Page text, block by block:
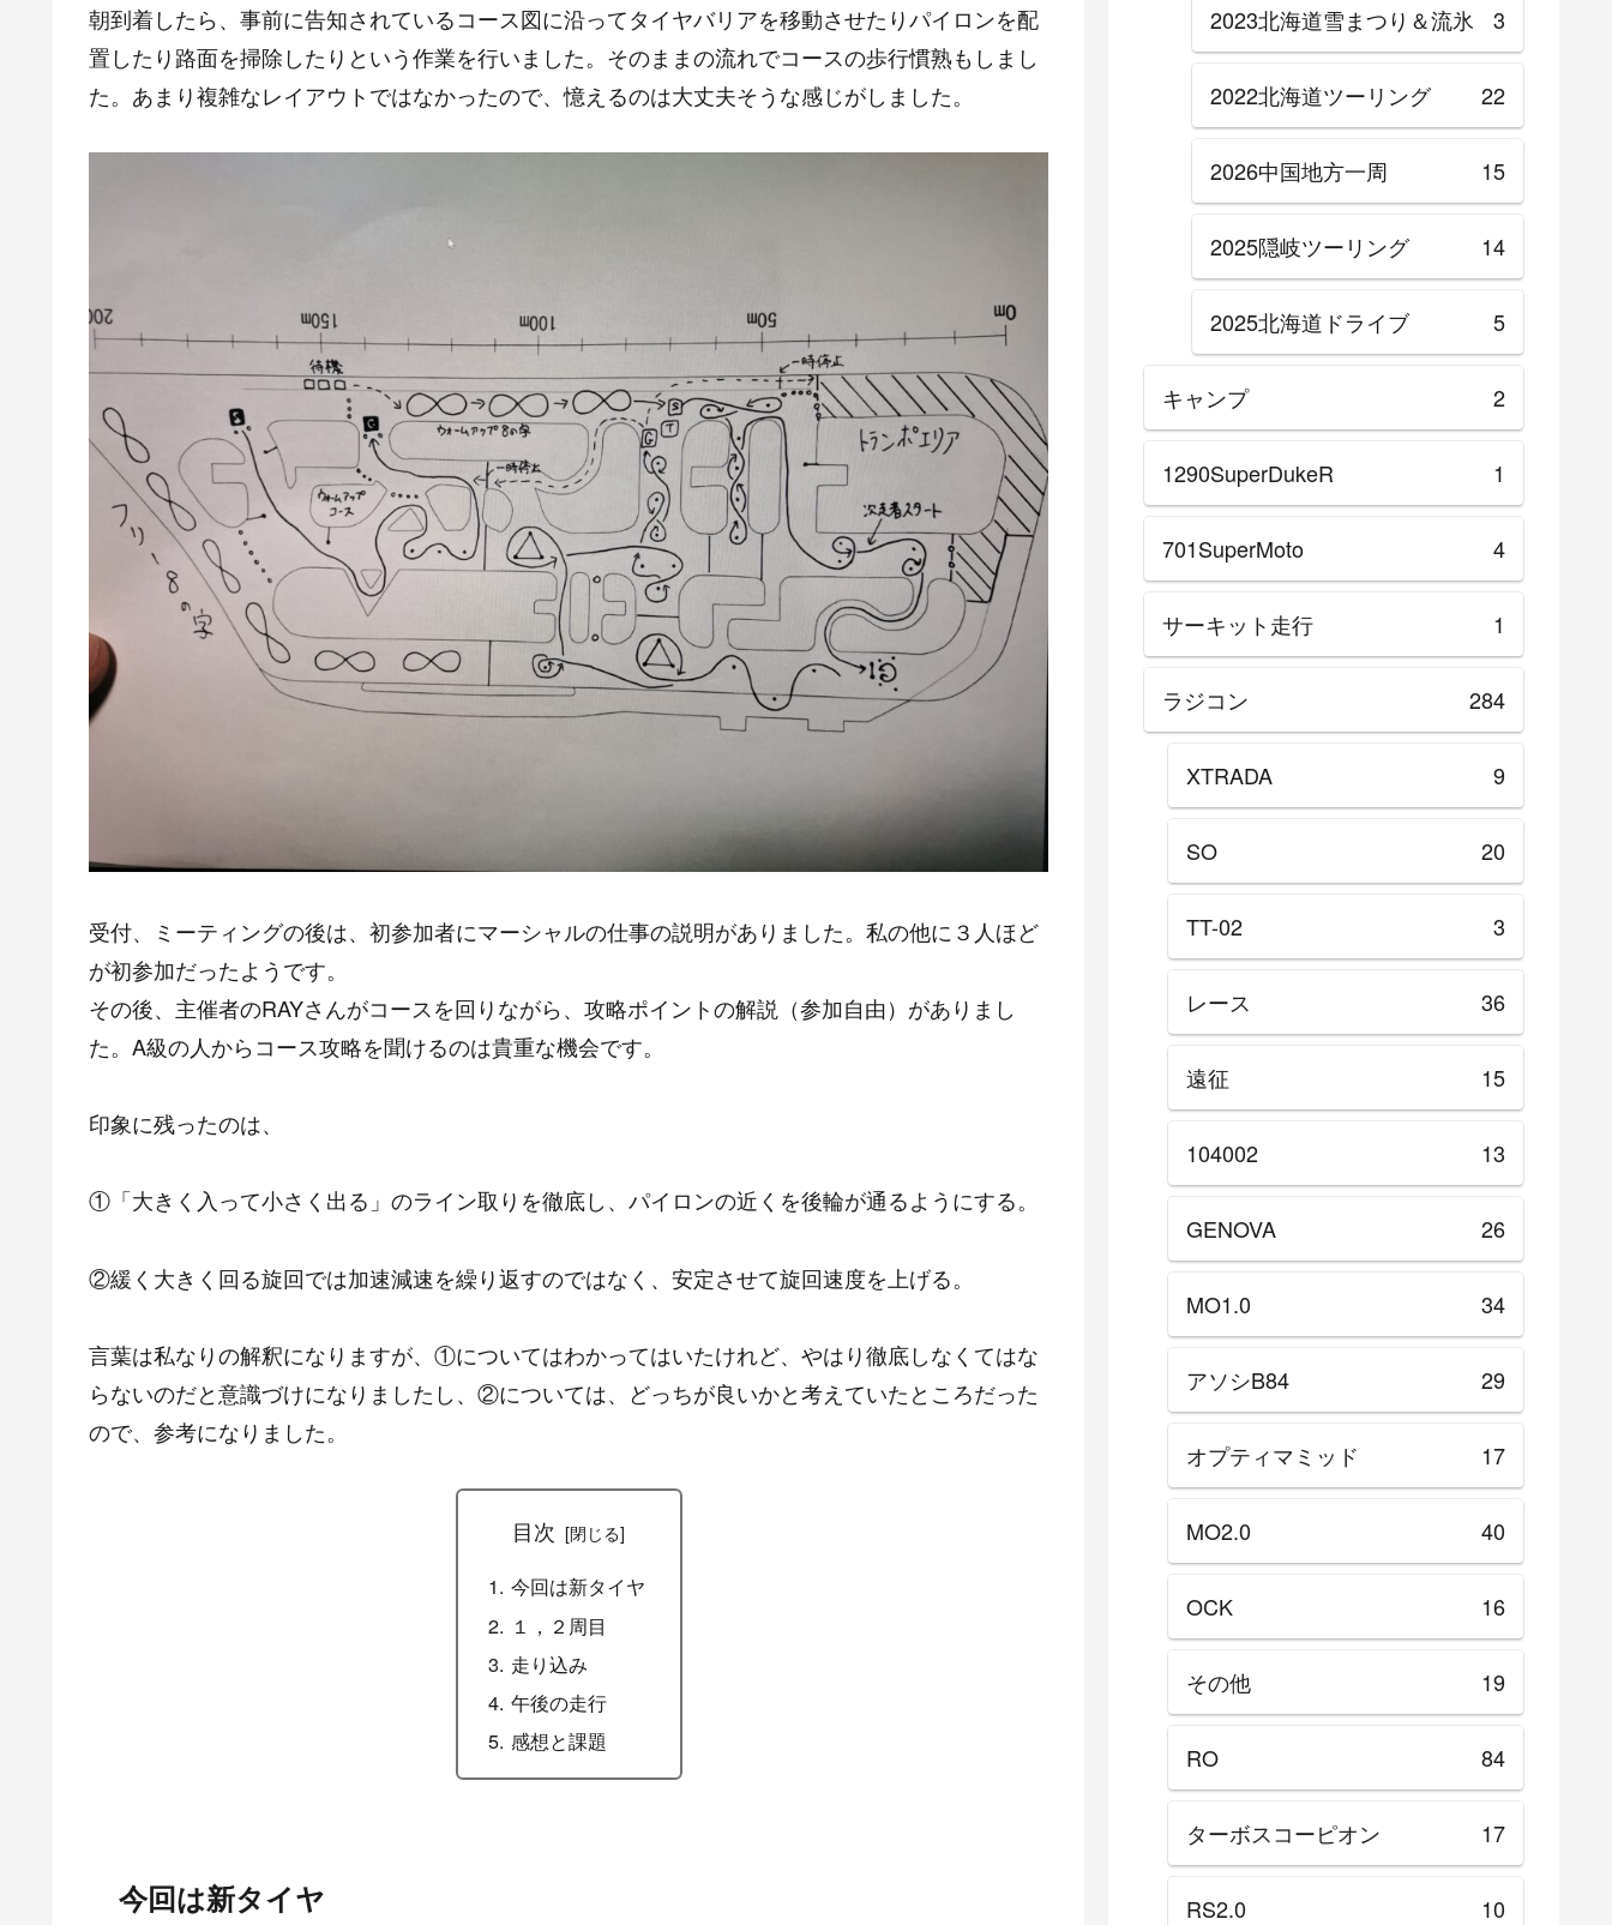
朝到着したら、事前に告知されているコース図に沿ってタイヤバリアを移動させたりパイロンを配
置したり路面を掃除したりという作業を行いました。そのままの流れでコースの歩行慣熟もしまし
た。あまり複雑なレイアウトではなかったので、憶えるのは大丈夫そうな感じがしました。
受付、ミーティングの後は、初参加者にマーシャルの仕事の説明がありました。私の他に３人ほど
が初参加だったようです。
その後、主催者のRAYさんがコースを回りながら、攻略ポイントの解説（参加自由）がありまし
た。A級の人からコース攻略を聞けるのは貴重な機会です。
印象に残ったのは、
①「大きく入って小さく出る」のライン取りを徹底し、パイロンの近くを後輪が通るようにする。
②緩く大きく回る旋回では加速減速を繰り返すのではなく、安定させて旋回速度を上げる。
言葉は私なりの解釈になりますが、①についてはわかってはいたけれど、やはり徹底しなくてはな
らないのだと意識づけになりましたし、②については、どっちが良いかと考えていたところだった
ので、参考になりました。
目次
今回は新タイヤ
１，２周目
走り込み
午後の走行
感想と課題
今回は新タイヤ
2023北海道雪まつり＆流氷 3
2022北海道ツーリング 22
2026中国地方一周 15
2025隠岐ツーリング 14
2025北海道ドライブ 5
キャンプ 2
1290SuperDukeR 1
701SuperMoto 4
サーキット走行 1
ラジコン 284
XTRADA 9
SO 20
TT-02 3
レース 36
遠征 15
104002 13
GENOVA 26
MO1.0 34
アソシB84 29
オプティマミッド 17
MO2.0 40
OCK 16
その他 19
RO 84
ターボスコーピオン 17
RS2.0 10